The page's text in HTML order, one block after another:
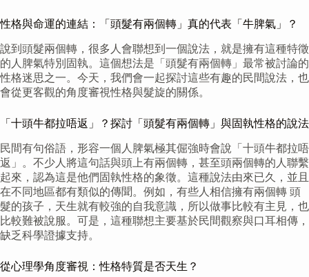
性格與命運的連結：「頭髮有兩個轉」真的代表「牛脾氣」？
說到頭髮兩個轉，很多人會聯想到一個說法，就是擁有這種特徵
的人脾氣特別固執。這個想法是「頭髮有兩個轉」最常被討論的
性格迷思之一。今天，我們會一起探討這些有趣的民間說法，也
會從更客觀的角度審視性格與髮旋的關係。
「十頭牛都拉唔返」？探討「頭髮有兩個轉」與固執性格的說法
民間有句俗語，形容一個人脾氣極其倔強時會說「十頭牛都拉唔
返」。不少人將這句話與頭上有兩個轉，甚至頭兩個轉的人聯繫
起來，認為這是他們固執性格的象徵。這種說法由來已久，並且
在不同地區都有類似的傳聞。例如，有些人相信擁有兩個轉 頭
髮的孩子，天生就有較強的自我意識，所以做事比較有主見，也
比較難被說服。可是，這種聯想主要基於民間觀察與口耳相傳，
缺乏科學證據支持。
從心理學角度審視：性格特質是否天生？